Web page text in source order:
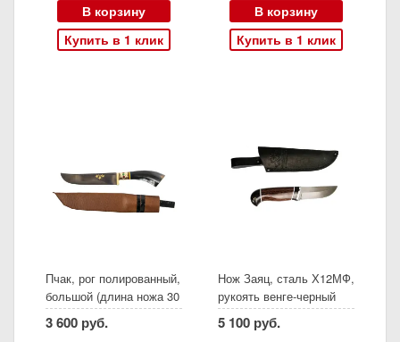
В корзину
Купить в 1 клик
В корзину
Купить в 1 клик
Пчак, рог полированный,
большой (длина ножа 30
см, длина лезвия 17 см,
ширина клинка 3,5 см,
3 600 руб.
Нож Заяц, сталь Х12МФ,
рукоять венге-черный
граб, (Ворсма)
5 100 руб.